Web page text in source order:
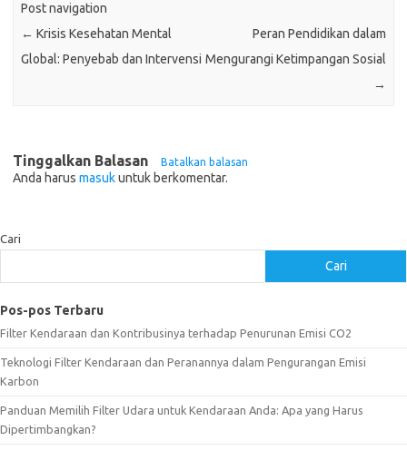
Post navigation
← Krisis Kesehatan Mental
Global: Penyebab dan Intervensi
Peran Pendidikan dalam
Mengurangi Ketimpangan Sosial
→
Tinggalkan Balasan Batalkan balasan
Anda harus masukuntuk berkomentar.
Cari
Cari
Pos-pos Terbaru
Filter Kendaraan dan Kontribusinya terhadap Penurunan Emisi CO2
Teknologi Filter Kendaraan dan Peranannya dalam Pengurangan Emisi
Karbon
Panduan Memilih Filter Udara untuk Kendaraan Anda: Apa yang Harus
Dipertimbangkan?